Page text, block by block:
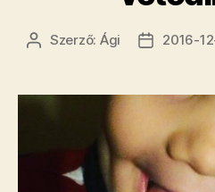
Bejegyzés
Szerző: Ági
Bejegyzés
2016-